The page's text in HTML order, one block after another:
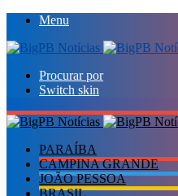
Menu
Procurar por
Switch skin
PARAÍBA
CAMPINA GRANDE
JOÃO PESSOA
BRASIL